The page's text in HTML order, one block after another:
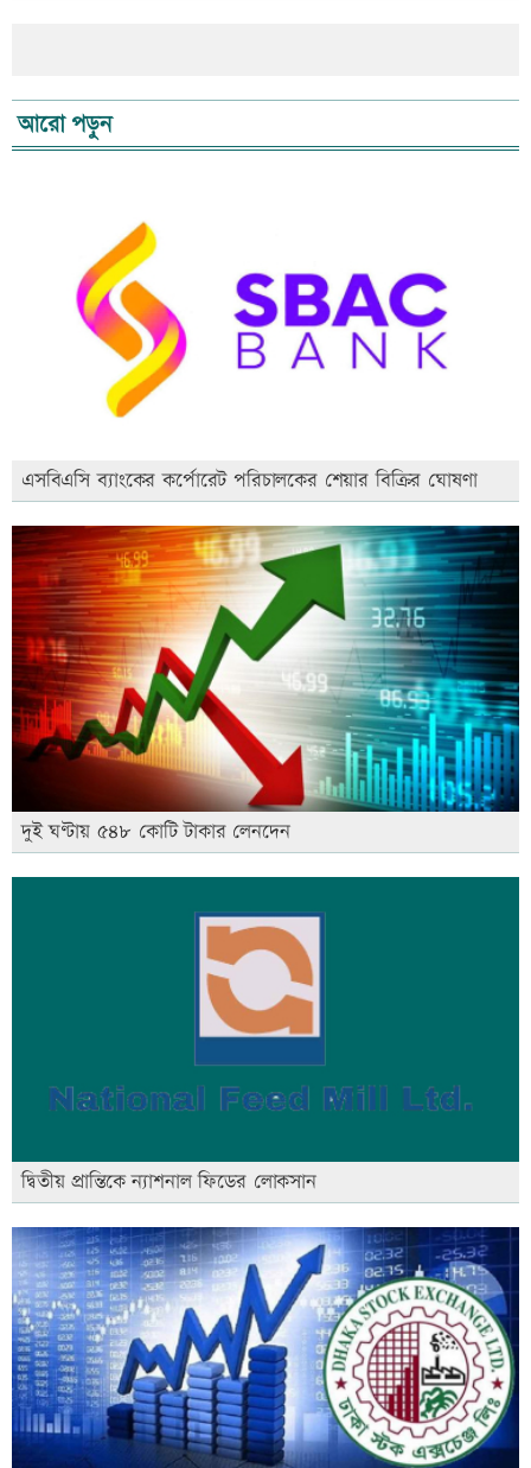
আরো পড়ুন
এসবিএসি ব্যাংকের কর্পোরেট পরিচালকের শেয়ার বিক্রির ঘোষণা
দুই ঘণ্টায় ৫৪৮ কোটি টাকার লেনদেন
দ্বিতীয় প্রান্তিকে ন্যাশনাল ফিডের লোকসান